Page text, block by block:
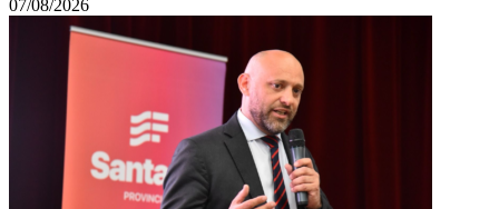
07/08/2026